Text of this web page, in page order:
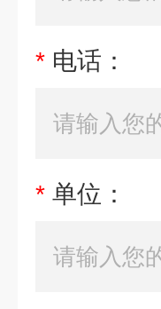
* 电话：
* 单位：